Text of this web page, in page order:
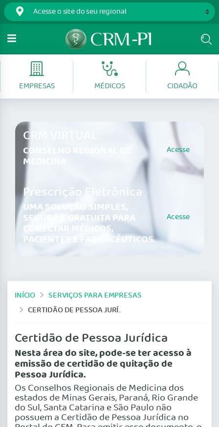
EMPRESAS MÉDICOS CIDADÃO
CRM VIRTUAL
CONSELHO REGIONAL DE
MEDICINA
Acesse
Prescrição Eletrônica
UMA SOLUÇÃO SIMPLES,
SEGURA E GRATUITA PARA
CONECTAR MÉDICOS,
PACIENTES E FARMACÊUTICOS.
Acesse
INÍCIO
SERVIÇOS PARA EMPRESAS
CERTIDÃO DE PESSOA JURÍDICA
Certidão de Pessoa Jurídica
Nesta área do site, pode-se ter acesso à
emissão de certidão de quitação de
Pessoa Jurídica.
Os Conselhos Regionais de Medicina dos
estados de Minas Gerais, Paraná, Rio Grande
do Sul, Santa Catarina e São Paulo não
possuem a Certidão de Pessoa Jurídica no